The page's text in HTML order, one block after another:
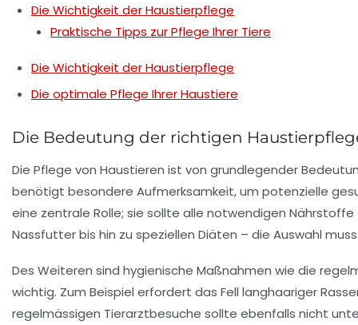
Die Wichtigkeit der Haustierpflege
Praktische Tipps zur Pflege Ihrer Tiere
Die Wichtigkeit der Haustierpflege
Die optimale Pflege Ihrer Haustiere
Die Bedeutung der richtigen
Die Pflege von Haustieren ist von grundlegender
benötigt besondere Aufmerksamkeit, um potenzielle
eine zentrale Rolle; sie sollte alle notwendigen
Nassfutter bis hin zu speziellen Diäten – die Auswahl
Des Weiteren sind hygienische Maßnahmen wie die
wichtig. Zum Beispiel erfordert das Fell langhaariger
regelmässigen Tierarztbesuche sollte ebenfalls nicht